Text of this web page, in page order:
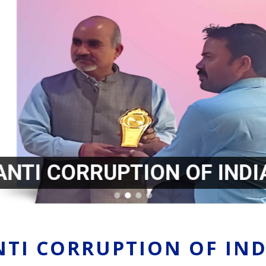
CORRUPTION OF
CORRUPTION OF